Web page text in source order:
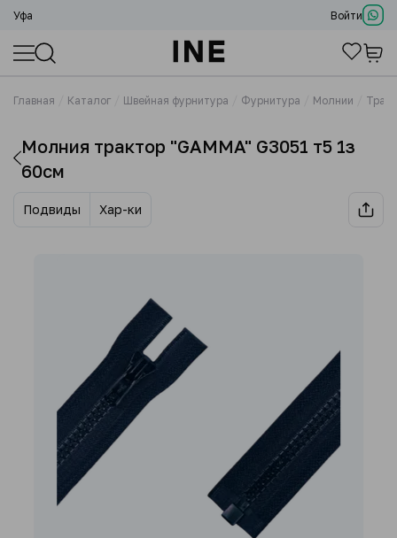
Уфа Войти
Главная Каталог Швейная фурнитура Фурнитура Молнии
Молния трактор "GAMMA" G3051 т5 1з
60см
Подвиды Хар-ки